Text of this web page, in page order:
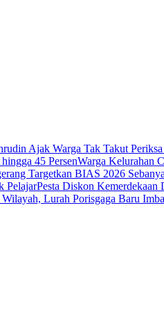
Ajak Warga Tak Takut Periksa
45 PersenWarga Kelurahan
Targetkan BIAS 2026
PelajarPesta Diskon
Lurah Porisgaga Baru